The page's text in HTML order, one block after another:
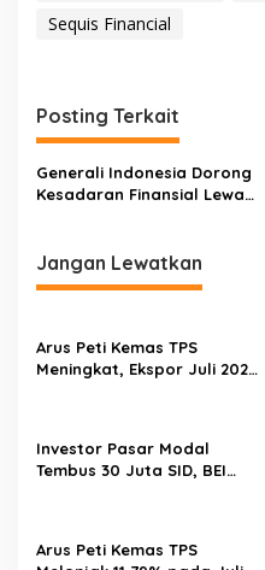
Sequis Financial
Posting Terkait
Generali Indonesia Dorong
Kesadaran Finansial Lewat
Jangan Lewatkan
Arus Peti Kemas TPS
Meningkat, Ekspor Juli 2026
Investor Pasar Modal
Tembus 30 Juta SID, BEI
Arus Peti Kemas TPS